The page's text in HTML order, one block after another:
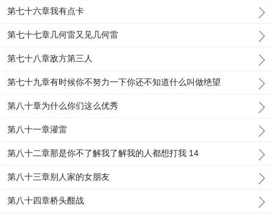
第七十六章我有点卡
第七十七章几何雷又见几何雷
第七十八章敌方第三人
第七十九章有时候你不努力一下你还不知道什么叫做绝望
第八十章为什么你们这么优秀
第八十一章灌雷
第八十二章那是你不了解我了解我的人都想打我 14
第八十三章别人家的女朋友
第八十四章桥头酣战